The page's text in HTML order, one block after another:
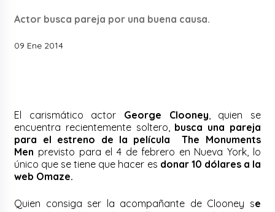
Actor busca pareja por una buena causa.
09 Ene 2014
El carismático actor George Clooney, quien se
encuentra recientemente soltero, busca una pareja
para el estreno de la película The Monuments
Men previsto para el 4 de febrero en Nueva York, lo
único que se tiene que hacer es donar 10 dólares a la
web Omaze.
Quien consiga ser la acompañante de Clooney se